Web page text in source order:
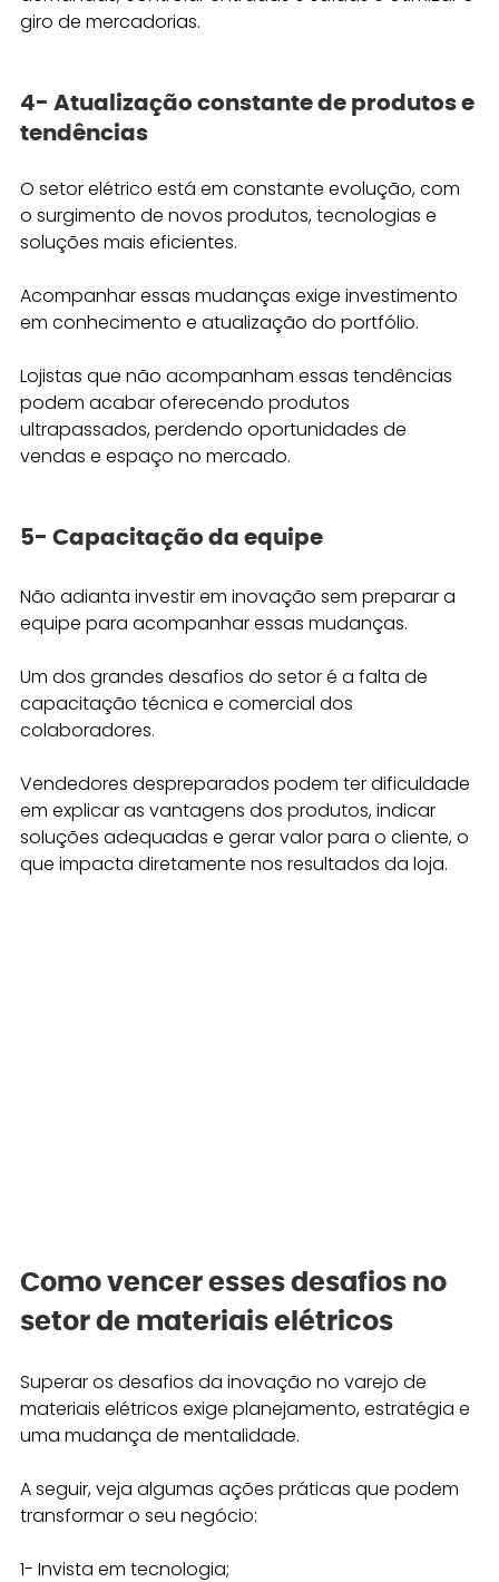
giro de mercadorias.
4- Atualização constante de produtos e
tendências
O setor elétrico está em constante evolução, com
o surgimento de novos produtos, tecnologias e
soluções mais eficientes.
Acompanhar essas mudanças exige investimento
em conhecimento e atualização do portfólio.
Lojistas que não acompanham essas tendências
podem acabar oferecendo produtos
ultrapassados, perdendo oportunidades de
vendas e espaço no mercado.
5- Capacitação da equipe
Não adianta investir em inovação sem preparar a
equipe para acompanhar essas mudanças.
Um dos grandes desafios do setor é a falta de
capacitação técnica e comercial dos
colaboradores.
Vendedores despreparados podem ter dificuldade
em explicar as vantagens dos produtos, indicar
soluções adequadas e gerar valor para o cliente, o
que impacta diretamente nos resultados da loja.
Como vencer esses desafios no
setor de materiais elétricos
Superar os desafios da inovação no varejo de
materiais elétricos exige planejamento, estratégia e
uma mudança de mentalidade.
A seguir, veja algumas ações práticas que podem
transformar o seu negócio:
1- Invista em tecnologia;